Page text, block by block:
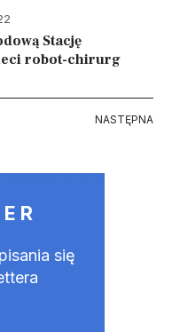
Stację
robot-chirurg
NASTĘPNA
NASTĘPNA
się